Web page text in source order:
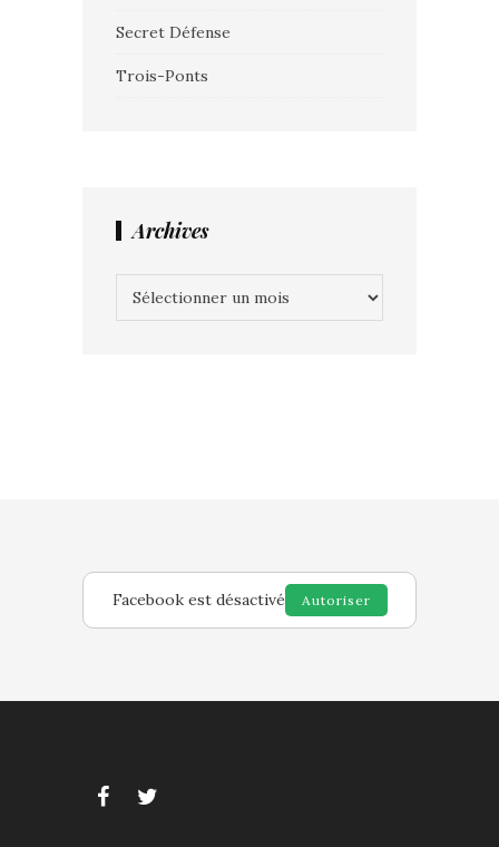
Secret Défense
Trois-Ponts
Archives
Facebook est désactivé Autoriser